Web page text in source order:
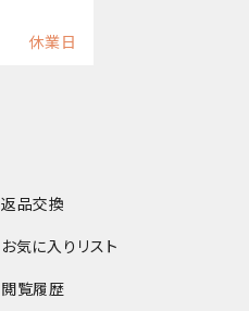
返品交換
お気に入りリスト
閲覧履歴
休業日